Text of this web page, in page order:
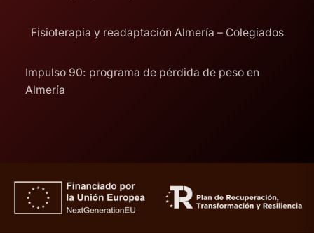
Fisioterapia y readaptación Almería – Colegiados
Impulso 90: programa de pérdida de peso en
Almería